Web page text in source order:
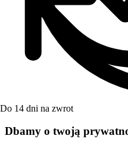
Do 14 dni na zwrot
Dbamy o twoją